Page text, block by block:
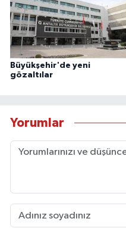
Büyükşehir'de yeni
gözaltılar
Yorumlar